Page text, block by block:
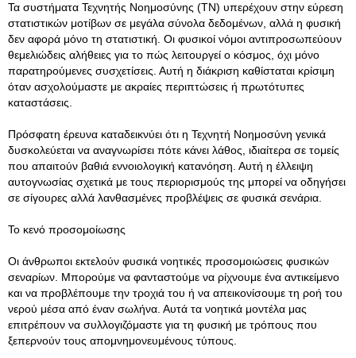
Τα συστήματα Τεχνητής Νοημοσύνης (ΤΝ) υπερέχουν στην εύρεση
στατιστικών μοτίβων σε μεγάλα σύνολα δεδομένων, αλλά η φυσική
δεν αφορά μόνο τη στατιστική. Οι φυσικοί νόμοι αντιπροσωπεύουν
θεμελιώδεις αλήθειες για το πώς λειτουργεί ο κόσμος, όχι μόνο
παρατηρούμενες συσχετίσεις. Αυτή η διάκριση καθίσταται κρίσιμη
όταν ασχολούμαστε με ακραίες περιπτώσεις ή πρωτότυπες
καταστάσεις.
Πρόσφατη έρευνα καταδεικνύει ότι η Τεχνητή Νοημοσύνη γενικά
δυσκολεύεται να αναγνωρίσει πότε κάνει λάθος, ιδιαίτερα σε τομείς
που απαιτούν βαθιά εννοιολογική κατανόηση. Αυτή η έλλειψη
αυτογνωσίας σχετικά με τους περιορισμούς της μπορεί να οδηγήσει
σε σίγουρες αλλά λανθασμένες προβλέψεις σε φυσικά σενάρια.
Το κενό προσομοίωσης
Οι άνθρωποι εκτελούν φυσικά νοητικές προσομοιώσεις φυσικών
σεναρίων. Μπορούμε να φανταστούμε να ρίχνουμε ένα αντικείμενο
και να προβλέπουμε την τροχιά του ή να απεικονίσουμε τη ροή του
νερού μέσα από έναν σωλήνα. Αυτά τα νοητικά μοντέλα μας
επιτρέπουν να συλλογιζόμαστε για τη φυσική με τρόπους που
ξεπερνούν τους απομνημονευμένους τύπους.